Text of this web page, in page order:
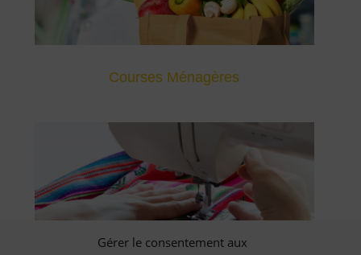
Gérer le consentement aux
Courses Ménagères